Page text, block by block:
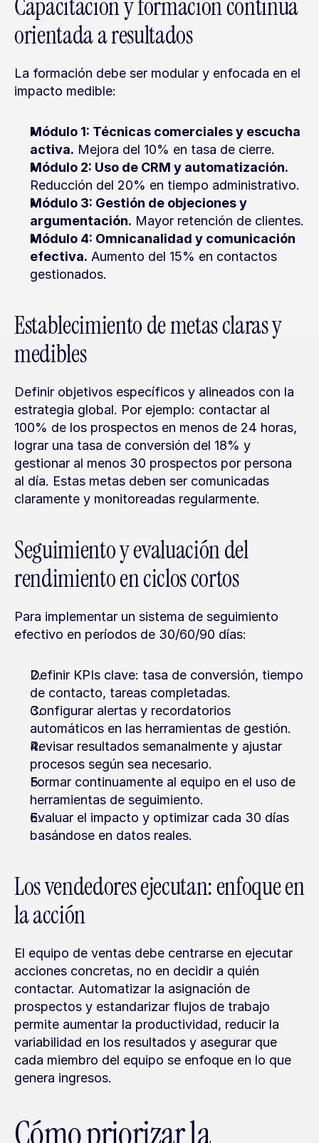
Capacitación y formación continua
orientada a resultados
La formación debe ser modular y enfocada en el
impacto medible:
Módulo 1: Técnicas comerciales y escucha
activa. Mejora del 10% en tasa de cierre.
Módulo 2: Uso de CRM y automatización.
Reducción del 20% en tiempo administrativo.
Módulo 3: Gestión de objeciones y
argumentación. Mayor retención de clientes.
Módulo 4: Omnicanalidad y comunicación
efectiva. Aumento del 15% en contactos
gestionados.
Establecimiento de metas claras y
medibles
Definir objetivos específicos y alineados con la
estrategia global. Por ejemplo: contactar al
100% de los prospectos en menos de 24 horas,
lograr una tasa de conversión del 18% y
gestionar al menos 30 prospectos por persona
al día. Estas metas deben ser comunicadas
claramente y monitoreadas regularmente.
Seguimiento y evaluación del
rendimiento en ciclos cortos
Para implementar un sistema de seguimiento
efectivo en períodos de 30/60/90 días:
Definir KPIs clave: tasa de conversión, tiempo
de contacto, tareas completadas.
Configurar alertas y recordatorios
automáticos en las herramientas de gestión.
Revisar resultados semanalmente y ajustar
procesos según sea necesario.
Formar continuamente al equipo en el uso de
herramientas de seguimiento.
Evaluar el impacto y optimizar cada 30 días
basándose en datos reales.
Los vendedores ejecutan: enfoque en
la acción
El equipo de ventas debe centrarse en ejecutar
acciones concretas, no en decidir a quién
contactar. Automatizar la asignación de
prospectos y estandarizar flujos de trabajo
permite aumentar la productividad, reducir la
variabilidad en los resultados y asegurar que
cada miembro del equipo se enfoque en lo que
genera ingresos.